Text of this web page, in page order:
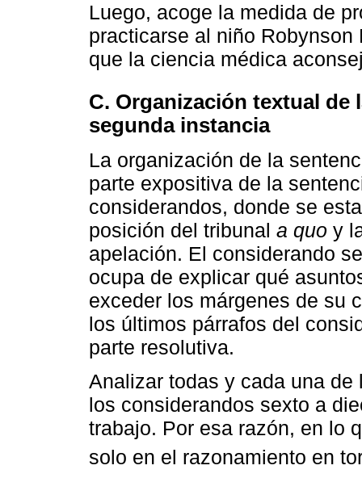
Luego, acoge la medida de
practicarse al niño
que la ciencia médica
C. Organización textual de
segunda instancia
La organización de la
parte expositiva de la
considerandos, donde se
posición del tribunal a quo y
apelación. El considerando
ocupa de explicar qué
exceder los márgenes de su
los últimos párrafos del
parte resolutiva.
Analizar todas y cada una
los considerandos sexto a
trabajo. Por esa razón, en lo
solo en el razonamiento en